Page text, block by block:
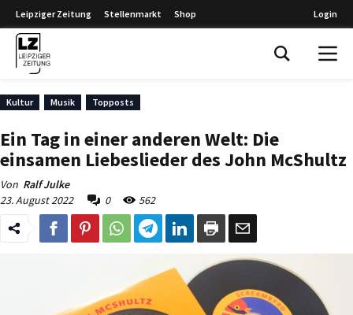
Leipziger Zeitung Stellenmarkt Shop Login
Kultur Musik Topposts
Ein Tag in einer anderen Welt: Die
einsamen Liebeslieder des John McShultz
Von Ralf Julke
23. August 2022
0 562